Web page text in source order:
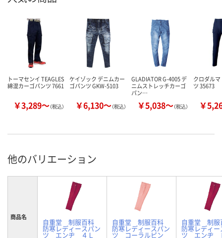
トーマセンイ TEAGLES
綿混カーゴパンツ 7661
￥3,289～（税込）
ケイゾック デニムカー
ゴパンツ GKW-5103
￥6,130～（税込）
GLADIATOR G-4005 デ
ニムストレッチカーゴ
パン…
￥5,038～（税込）
クロダル
ツ 35673
￥
他のバリエーション
商品名
自重堂 制服百科
防寒レディースパン
ツ エンヂ ４Ｌ
自重堂 制服百科
防寒レディースパン
ツ コーラルピン
自重堂 制
防寒レディ
ツ エンヂ